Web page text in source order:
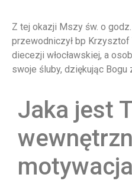
Z tej okazji Mszy św. o
przewodniczył bp
diecezji włocławskiej, a
swoje śluby, dziękując Bogu
Jaka jest